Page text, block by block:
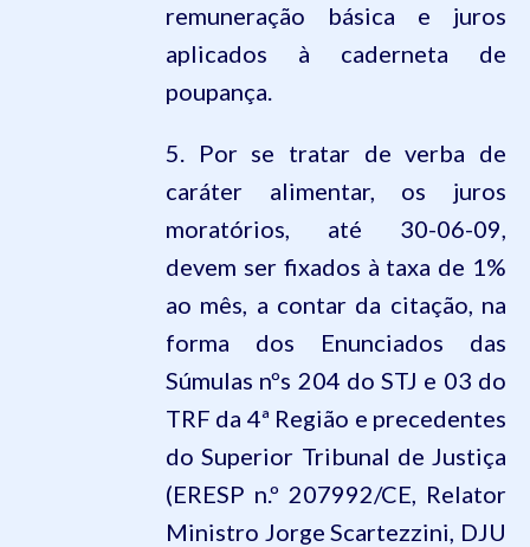
remuneração básica e juros
aplicados à caderneta de
poupança.
5. Por se tratar de verba de
caráter alimentar, os juros
moratórios, até 30-06-09,
devem ser fixados à taxa de 1%
ao mês, a contar da citação, na
forma dos Enunciados das
Súmulas nºs 204 do STJ e 03 do
TRF da 4ª Região e precedentes
do Superior Tribunal de Justiça
(ERESP n.º 207992/CE, Relator
Ministro Jorge Scartezzini, DJU